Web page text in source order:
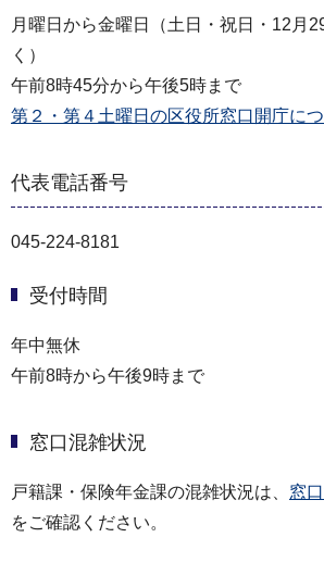
月曜日から金曜日（土日・祝日・12月
く）
午前8時45分から午後5時まで
第２・第４土曜日の区役所窓口開庁に
代表電話番号
045-224-8181
受付時間
年中無休
午前8時から午後9時まで
窓口混雑状況
戸籍課・保険年金課の混雑状況は、 窓
をご確認ください。